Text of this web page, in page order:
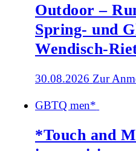
Outdoor –
Spring- und
Wendisch-
30.08.2026 Zur
GBTQ men*
*Touch and